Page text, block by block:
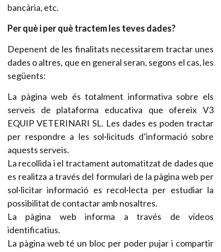
bancària, etc.
Per què i per què tractem les teves dades?
Depenent de les finalitats necessitarem tractar unes
dades o altres, que en general seran, segons el cas, les
següents:
La pàgina web és totalment informativa sobre els
serveis de plataforma educativa que ofereix V3
EQUIP VETERINARI SL. Les dades es poden tractar
per respondre a les sol·licituds d’informació sobre
aquests serveis.
La recollida i el tractament automatitzat de dades que
es realitza a través del formulari de la pàgina web per
sol·licitar informació es recol·lecta per estudiar la
possibilitat de contactar amb nosaltres.
La pàgina web informa a través de vídeos
identificatius.
La pàgina web té un bloc per poder pujar i compartir